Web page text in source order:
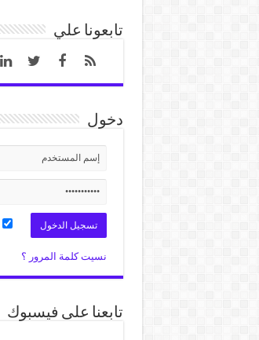
تابعونا علي
دخول
نسيت كلمة المرور ؟
تابعنا على فيسبوك